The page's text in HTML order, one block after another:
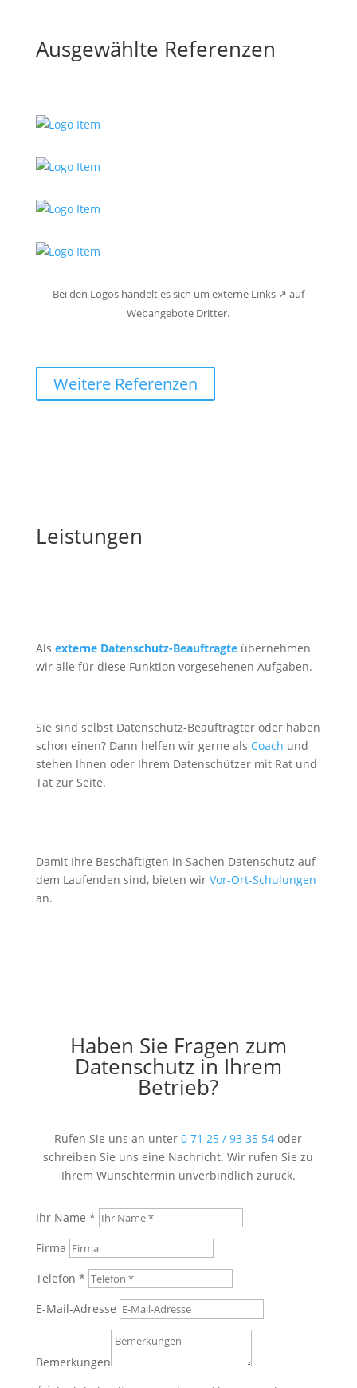
Ausgewählte Referenzen
Bei den Logos handelt es sich um externe Links ↗ auf
Webangebote Dritter.
Weitere Referenzen
Leistungen
Als externe Datenschutz-Beauftragteübernehmen
wir alle für diese Funktion vorgesehenen Aufgaben.
Sie sind selbst Datenschutz-Beauftragter oder haben
schon einen? Dann helfen wir gerne als Coach und
stehen Ihnen oder Ihrem Datenschützer mit Rat und
Tat zur Seite.
Damit Ihre Beschäftigten in Sachen Datenschutz auf
dem Laufenden sind, bieten wir Vor-Ort-Schulungen
an.
Haben Sie Fragen zum
Datenschutz in Ihrem
Betrieb?
Rufen Sie uns an unter0 71 25 / 93 35 54 oder
schreiben Sie uns eine Nachricht. Wir rufen Sie zu
Ihrem Wunschtermin unverbindlich zurück.
Ihr Name *
Firma
Telefon *
E-Mail-Adresse
Bemerkungen